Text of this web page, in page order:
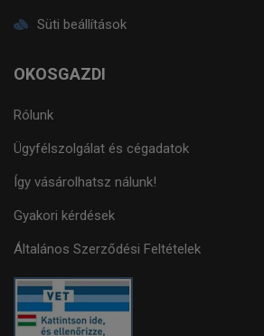
Süti beállítások
OKOSGAZDI
Rólunk
Ügyfélszolgálat és cégadatok
Így vásárolhatsz nálunk!
Gyakori kérdések
Általános Szerződési Feltételek